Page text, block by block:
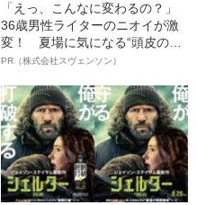
「えっ、こんなに変わるの？」
36歳男性ライターのニオイが激
変！ 夏場に気になる“頭皮のニ
オイ”や“ベタつき”を解消す
ト”が生み出した徹底ケアとは
PR（株式会社スヴェンソン）